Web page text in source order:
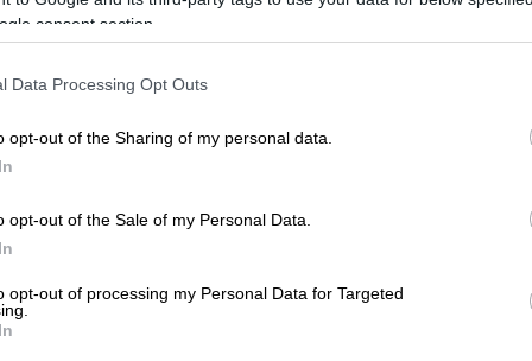
consent section.
Data Processing Opt Outs
opt-out of the Sharing of my personal data.
opt-out of the Sale of my Personal Data.
opt-out of processing my Personal Data for Targeted